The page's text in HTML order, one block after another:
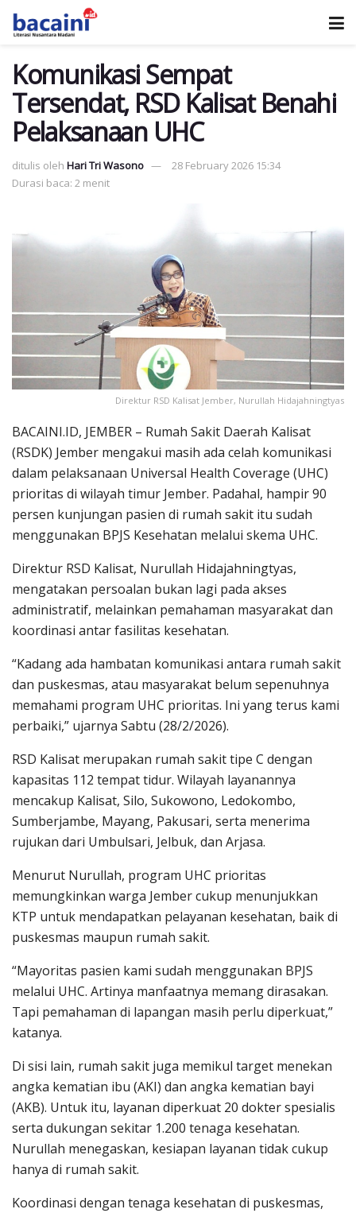
Komunikasi Sempat
Tersendat, RSD Kalisat Benahi
Pelaksanaan UHC
ditulis oleh Hari Tri Wasono
28 February 2026 15:34
Durasi baca: 2 menit
Direktur RSD Kalisat Jember, Nurullah Hidajahningtyas
BACAINI.ID, JEMBER – Rumah Sakit Daerah Kalisat
(RSDK) Jember mengakui masih ada celah komunikasi
dalam pelaksanaan Universal Health Coverage (UHC)
prioritas di wilayah timur Jember. Padahal, hampir 90
persen kunjungan pasien di rumah sakit itu sudah
menggunakan BPJS Kesehatan melalui skema UHC.
Direktur RSD Kalisat, Nurullah Hidajahningtyas,
mengatakan persoalan bukan lagi pada akses
administratif, melainkan pemahaman masyarakat dan
koordinasi antar fasilitas kesehatan.
“Kadang ada hambatan komunikasi antara rumah sakit
dan puskesmas, atau masyarakat belum sepenuhnya
memahami program UHC prioritas. Ini yang terus kami
perbaiki,” ujarnya Sabtu (28/2/2026).
RSD Kalisat merupakan rumah sakit tipe C dengan
kapasitas 112 tempat tidur. Wilayah layanannya
mencakup Kalisat, Silo, Sukowono, Ledokombo,
Sumberjambe, Mayang, Pakusari, serta menerima
rujukan dari Umbulsari, Jelbuk, dan Arjasa.
Menurut Nurullah, program UHC prioritas
memungkinkan warga Jember cukup menunjukkan
KTP untuk mendapatkan pelayanan kesehatan, baik di
puskesmas maupun rumah sakit.
“Mayoritas pasien kami sudah menggunakan BPJS
melalui UHC. Artinya manfaatnya memang dirasakan.
Tapi pemahaman di lapangan masih perlu diperkuat,”
katanya.
Di sisi lain, rumah sakit juga memikul target menekan
angka kematian ibu (AKI) dan angka kematian bayi
(AKB). Untuk itu, layanan diperkuat 20 dokter spesialis
serta dukungan sekitar 1.200 tenaga kesehatan.
Nurullah menegaskan, kesiapan layanan tidak cukup
hanya di rumah sakit.
Koordinasi dengan tenaga kesehatan di puskesmas,